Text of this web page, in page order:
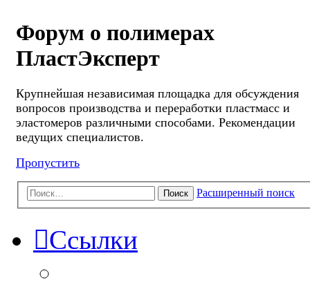
Форум о полимерах
ПластЭксперт
Крупнейшая независимая площадка для обсуждения
вопросов производства и переработки пластмасс и
эластомеров различными способами. Рекомендации
ведущих специалистов.
Пропустить
Поиск Расширенный поиск
Ссылки